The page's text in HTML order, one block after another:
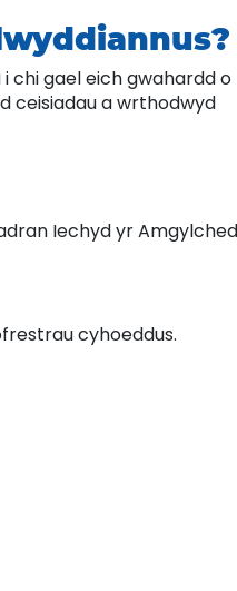
chi gael eich gwahardd o
ceisiadau a wrthodwyd
Iechyd yr
cyhoeddus.